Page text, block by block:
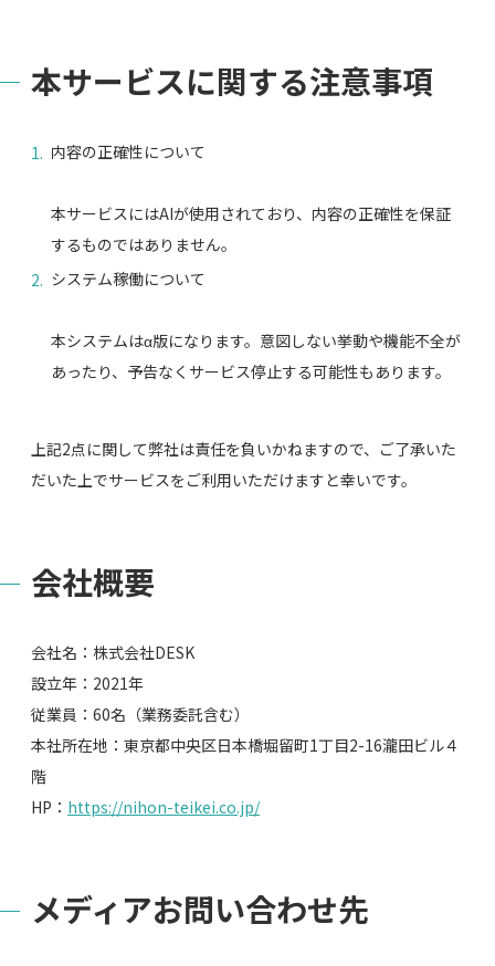
本サービスに関する注意事項
内容の正確性について
本サービスにはAIが使用されており、内容の正確性を保証
するものではありません。
システム稼働について
本システムはα版になります。意図しない挙動や機能不全が
あったり、予告なくサービス停止する可能性もあります。
上記2点に関して弊社は責任を負いかねますので、ご了承いた
だいた上でサービスをご利用いただけますと幸いです。
会社概要
会社名：株式会社DESK
設立年：2021年
従業員：60名（業務委託含む）
本社所在地：東京都中央区日本橋堀留町1丁目2-16瀧田ビル４
階
HP： https://nihon-teikei.co.jp/
メディアお問い合わせ先